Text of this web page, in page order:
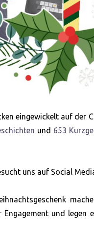
eingewickelt auf der
und 653
uns auf Social
und legen